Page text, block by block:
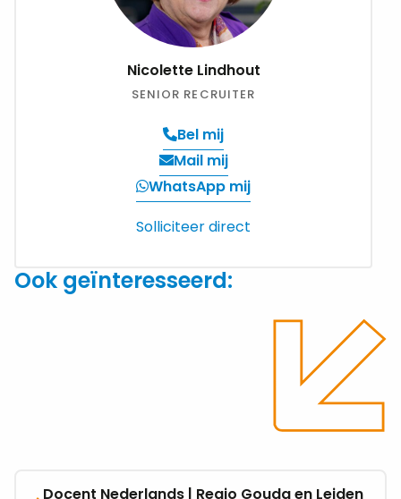
Nicolette Lindhout
SENIOR RECRUITER
Bel mij
Verzend
een
email
Mail mij
WhatsApp mij
Solliciteer direct
Ook geïnteresseerd:
Docent Nederlands | Regio Gouda en Leiden